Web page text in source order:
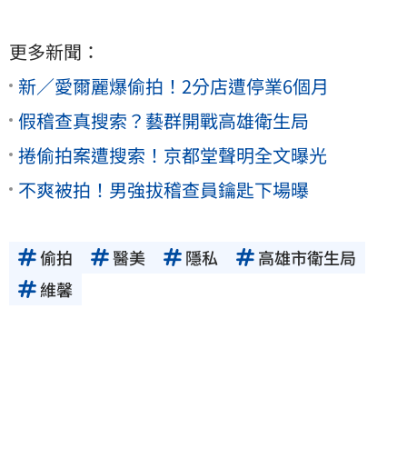
更多新聞：
新／愛爾麗爆偷拍！2分店遭停業6個月
假稽查真搜索？藝群開戰高雄衛生局
捲偷拍案遭搜索！京都堂聲明全文曝光
不爽被拍！男強拔稽查員鑰匙下場曝
偷拍 醫美 隱私
高雄市衛生局
維馨